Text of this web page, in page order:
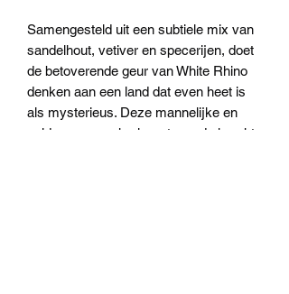
Samengesteld uit een subtiele mix van
sandelhout, vetiver en specerijen, doet
de betoverende geur van White Rhino
denken aan een land dat even heet is
als mysterieus. Deze mannelijke en
zeldzame geur herinnert aan de kracht